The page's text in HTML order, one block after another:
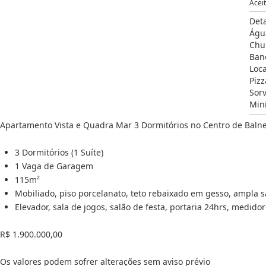
Apartamento Vista e Quadra Mar 3 Dormitórios no Centro de
3 Dormitórios (1 Suíte)
1 Vaga de Garagem
115m²
Mobiliado, piso porcelanato, teto rebaixado em gesso, ampla
Elevador, sala de jogos, salão de festa, portaria 24hrs,
R$ 1.900.000,00
Os valores podem sofrer alterações sem aviso prévio